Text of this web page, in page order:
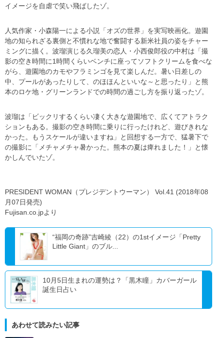
イメージを自虐で笑い飛ばしたゾ。
人気作家・小森陽一による小説「オズの世界」を実写映画化。遊園
地の知られざる裏側と不慣れな地で奮闘する新米社員の姿をチャー
ミングに描く。波瑠演じる久瑠美の恋人・小西俊郎役の中村は「撮
影の空き時間に1時間くらいベンチに座ってソフトクリームを食べな
がら、遊園地のカモやフラミンゴを見て楽しんだ。暑い日差しの
中、プールがあったりして、のほほんといいな～と思ったり」と熊
本のロケ地・グリーンランドでの時間の過ごし方を振り返ったゾ。
波瑠は「ビックリするくらい凄く大きな遊園地で、広くてアトラク
ションもある。撮影の空き時間に乗りに行ったけれど、遊びきれな
かった。もうスケールが違いますね」と回想する一方で、猛暑下で
の撮影に「メチャメチャ暑かった。熊本の夏は痺れました！」と懐
かしんでいたゾ。
PRESIDENT WOMAN（プレジデントウーマン） Vol.41 (2018年08
月07日発売)
Fujisan.co.jpより
“福岡の奇跡”吉崎綾（22）の1stイメージ「Pretty
Little Giant」のブル...
10月5日生まれの運勢は？「黒木瞳」カバーガール
誕生日占い
あわせて読みたい記事